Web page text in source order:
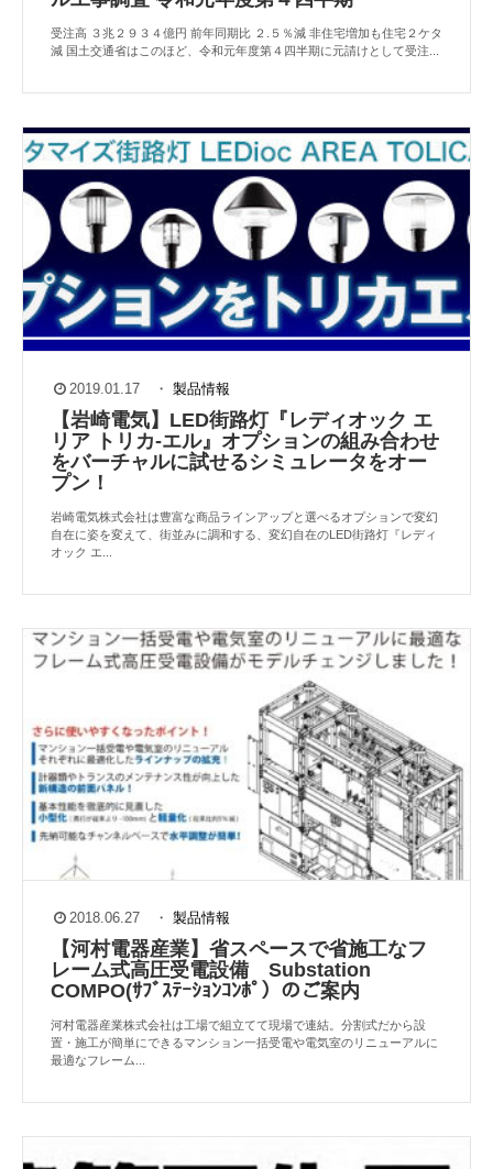
受注高 ３兆２９３４億円 前年同期比 ２.５％減 非住宅増加も住宅２ケタ
減 国土交通省はこのほど、令和元年度第４四半期に元請けとして受注...
2019.01.17 ・ 製品情報
【岩崎電気】LED街路灯『レディオック エ
リア トリカ-エル』オプションの組み合わせ
をバーチャルに試せるシミュレータをオー
プン！
岩崎電気株式会社は豊富な商品ラインアップと選べるオプションで変幻
自在に姿を変えて、街並みに調和する、変幻自在のLED街路灯『レディ
オック エ...
2018.06.27 ・ 製品情報
【河村電器産業】省スペースで省施工なフ
レーム式高圧受電設備 Substation
COMPO(ｻﾌﾞｽﾃｰｼｮﾝｺﾝﾎﾟ）のご案内
河村電器産業株式会社は工場で組立てて現場で連結。分割式だから設
置・施工が簡単にできるマンション一括受電や電気室のリニューアルに
最適なフレーム...